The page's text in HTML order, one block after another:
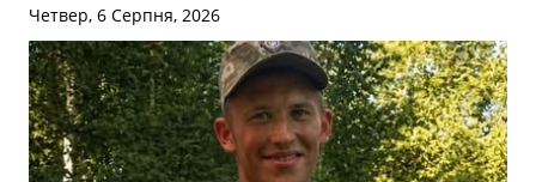
Четвер, 6 Серпня, 2026